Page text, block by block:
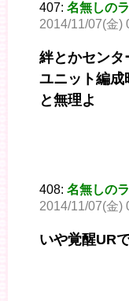
407: 名無しの
2014/11/07(金)
絆とかセンタ
ユニット編成
と無理よ
408: 名無しの
2014/11/07(金)
いや覚醒UR